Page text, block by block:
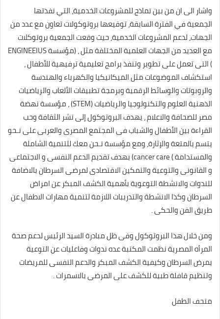
واشار الى ان من بين نماذج للمشروعات الخدمية، التي نفذتها
الجمعية في الفترة السابقة، توقيعها بروتوكولات تعاون مع عدد من
الجهات، لدعم المشروعات الخدمية، حيث وقعت الجمعية بروتوكلات
مع العديد من الجهات العلمية المختلفة مثل ، (مؤسسة ENGINEEIUS
) التى تعمل على تطوير وتنفذ برامج تعليمية ترفيهية للأطفال ،
استكشاف الموضوعات مثل الميكانيكيا والكهرباء والهندسة
والروبوتات والوسائط الرقمية وبرمجة تطبيقات الألعاب والرياضيات
الذهنية العلوم والتكنولوجيا والرياضيات (STEM) ، مؤسسة نهضة
مصر للصحافة والاعلام ، يهدف البروتوكول إلى نشر الثقافة وحب
القراءة بين الأطفال والشباب فى المجتمع المصرى والعربى على نـحو
يتسم بالمتعة والإثارة، ومع مؤسسة نـحن معك للتنمية الشاملة
والمستدامة ) cancer care) بهدف تقديم الدعم النفسى و الاجتماعى
و القانونى والتوعية والتمكين الاقتصادى لمرضى السرطان بالاضافة
للندوات والانشطة التوعوية بأهمية الكشف المبكر عن امراض
السرطان وكذا الانشطة والتدريبات اللازمة لتنمية مهارات الاطفال عن
طريق الفن والحكى .
ومن خلال هذا البروتوكول وفى ظل مبادرة السيد الرئيس لدعم صحة
المرأه المصرية نظمت المكتبة عده ندوات وفاعليات عن التوعية
بمرض السرطان وكيفية الكشف المبكر والدعم النفسى للمريضات
وتنظيم قافلة طبية للكشف على المرضى بالاسمرات .
متحف الطفل